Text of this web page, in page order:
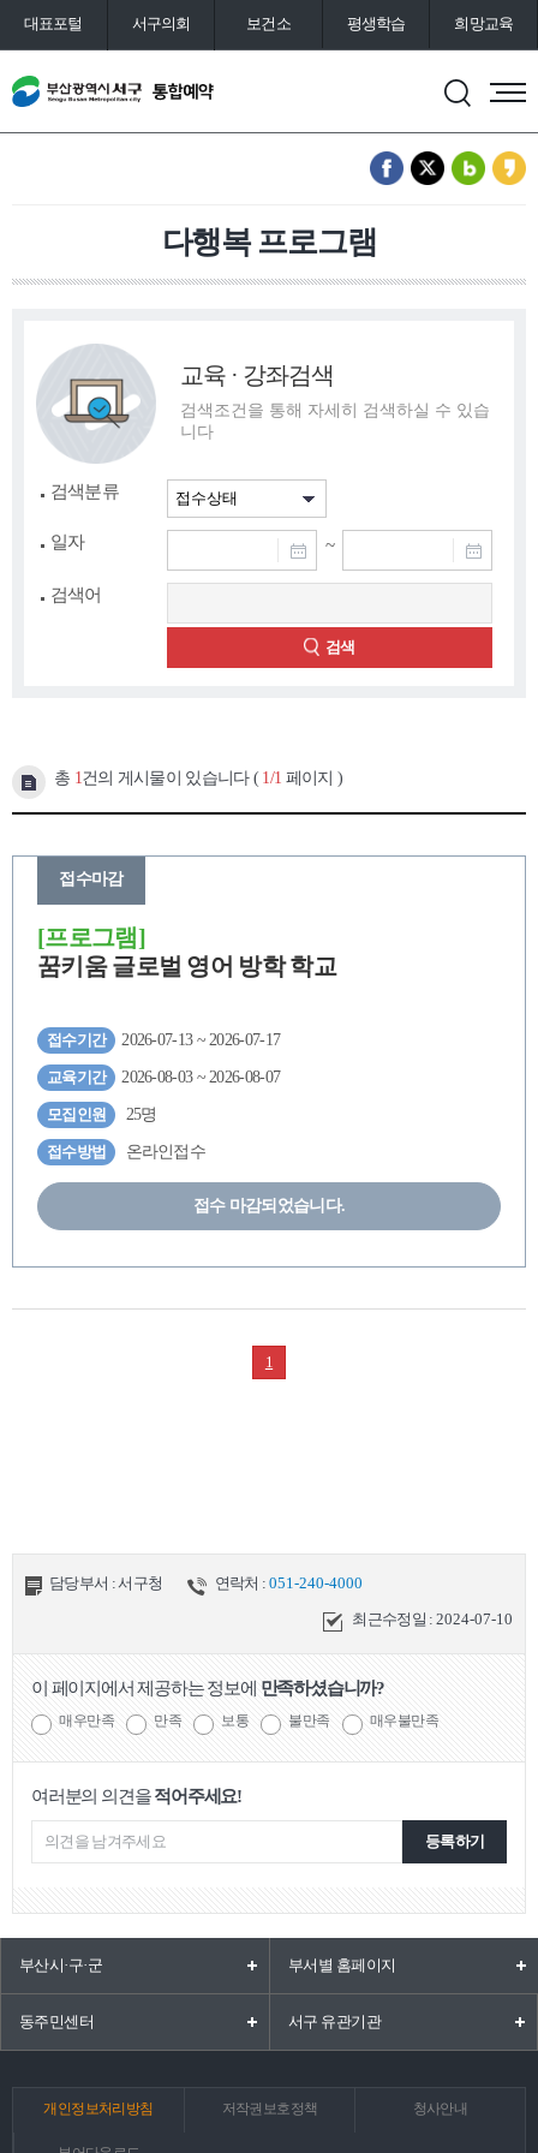
대표포털 서구의회 보건소 평생학습 희망교육
통합예약
다행복 프로그램
교육 · 강좌검색
검색조건을 통해 자세히 검색하실 수 있습
니다
검색분류
일자 ~
검색어
검색
총 1건의 게시물이 있습니다 ( 1/1 페이지 )
접수마감
[프로그램]
꿈키움 글로벌 영어 방학 학교
접수기간 2026-07-13 ~ 2026-07-17
교육기간 2026-08-03 ~ 2026-08-07
모집인원 25명
접수방법 온라인접수
접수 마감되었습니다.
1
담당부서 : 서구청 연락처 : 051-240-4000
최근수정일 : 2024-07-10
이 페이지에서 제공하는 정보에 만족하셨습니까?
매우만족 만족 보통 불만족 매우불만족
여러분의 의견을적어주세요!
등록하기
부산시·구·군 부서별 홈페이지
동주민센터 서구 유관기관
개인정보처리방침 저작권보호정책 청사안내